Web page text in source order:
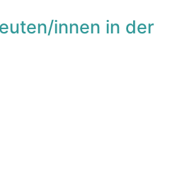
innen in der